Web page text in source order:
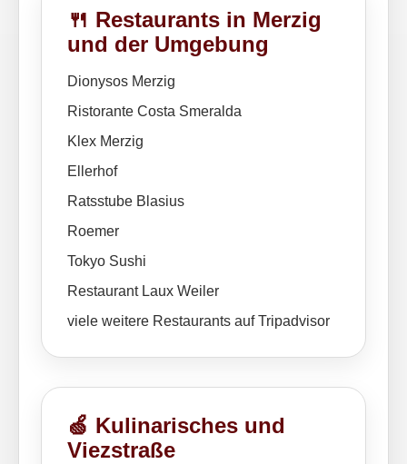
🍴 Restaurants in Merzig
und der Umgebung
Dionysos Merzig
Ristorante Costa Smeralda
Klex Merzig
Ellerhof
Ratsstube Blasius
Roemer
Tokyo Sushi
Restaurant Laux Weiler
viele weitere Restaurants auf Tripadvisor
🍏 Kulinarisches und
Viezstraße